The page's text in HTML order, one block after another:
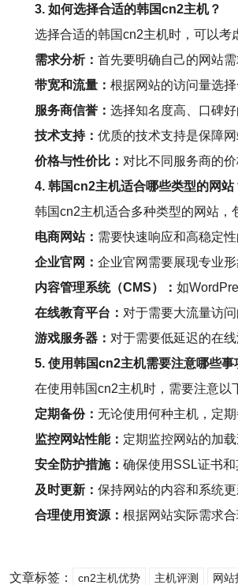
3. 如何选择合适的韩国cn2主机？
选择合适的韩国cn2主机时，可以考
需求分析： 首先要明确自己的网站
带宽和流量： 根据网站的访问量选
服务商信誉： 选择知名度高、口碑
技术支持： 优质的技术支持是保障
价格与性价比： 对比不同服务商的
4. 韩国cn2主机适合哪些类型的网站
韩国cn2主机适合多种类型的网站，
电商网站： 需要快速响应和高稳定
企业官网： 企业官网需要展现专业
内容管理系统（CMS）： 如
在线教育平台： 对于需要大流量访
游戏服务器： 对于需要低延迟的在
5. 使用韩国cn2主机需要注意哪些事
在使用韩国cn2主机时，需要注意以
定期备份： 无论使用何种主机，定
监控网站性能： 定期监控网站的加
安全防护措施： 确保使用SSL证书和
及时更新： 保持网站的内容和系统
合理使用资源： 根据网站实际需求
文章标签： cn2主机优势 主机评测 网站